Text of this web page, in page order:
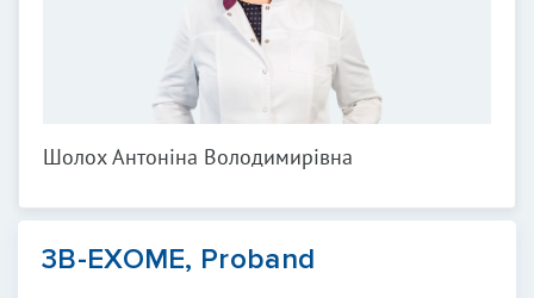
Шолох Антоніна Володимирівна
3B-EXOME, Proband